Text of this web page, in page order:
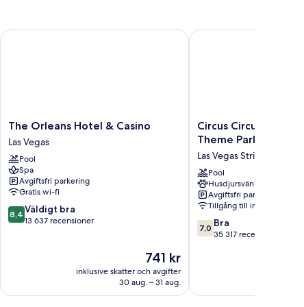
The
Orleans
Hotel
&
Casino
Las
Vegas
The Orleans Hotel & Casino
Las Vegas
Pool
Spa
Avgiftsfri parkering
Gratis wi-fi
8.4
av
13 637 recensioner
8,4 Väldigt bra
13 637 recensioner
Priset
är
741 kr
741 kr
inklusive skatter och avgifter
30 aug. – 31 aug.
The Orleans Hotel & Casino
Circus
Circus
Casino
&
Theme
Park
Las
Vegas
Strip
Circus Circus Hotel,
Theme Park
Las Vegas Strip
Pool
Husdjursvänligt
Avgiftsfri parkering
Tillgång till internet
7.0
av
7,0 Bra
35 317 recensioner
Circus Circus Hotel,